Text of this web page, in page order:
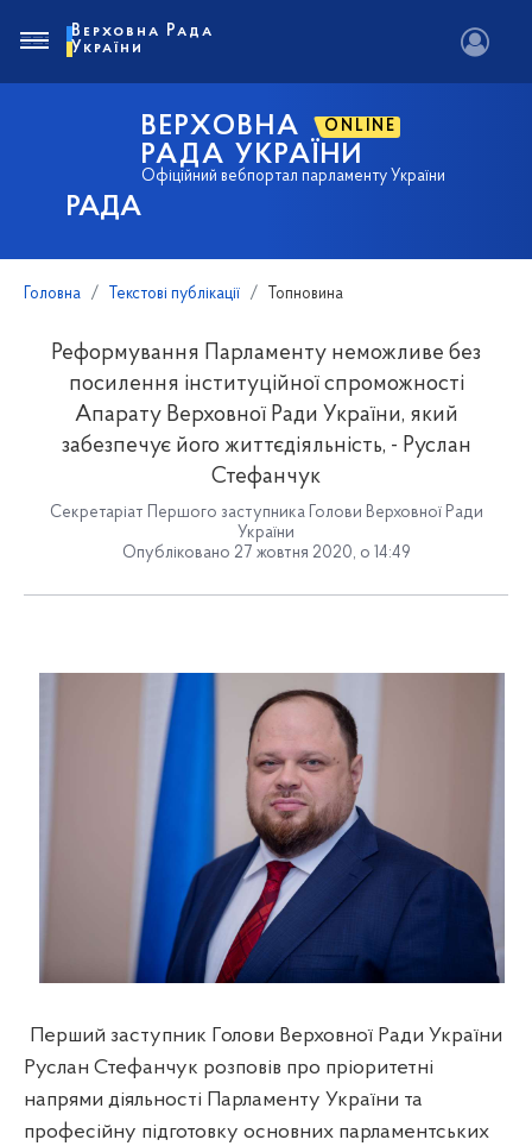
РАДА
ВЕРХОВНА ONLINE
РАДА УКРАЇНИ
Офіційний вебпортал парламенту України
Верховна Рада
України
Головна Текстові публікації Топновина
Реформування Парламенту неможливе без
посилення інституційної спроможності
Апарату Верховної Ради України, який
забезпечує його життєдіяльність, - Руслан
Стефанчук
Секретаріат Першого заступника Голови Верховної Ради
України
Опубліковано 27 жовтня 2020, о 14:49
Перший заступник Голови Верховної Ради України
Руслан Стефанчук розповів про пріоритетні
напрями діяльності Парламенту України та
професійну підготовку основних парламентських